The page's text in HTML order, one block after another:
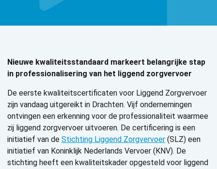
Nieuwe kwaliteitsstandaard markeert belangrijke stap
in professionalisering van het liggend zorgvervoer
De eerste kwaliteitscertificaten voor Liggend Zorgvervoer
zijn vandaag uitgereikt in Drachten. Vijf ondernemingen
ontvingen een erkenning voor de professionaliteit waarmee
zij liggend zorgvervoer uitvoeren. De certificering is een
initiatief van de Stichting Liggend Zorgvervoer (SLZ) een
initiatief van Koninklijk Nederlands Vervoer (KNV). De
stichting heeft een kwaliteitskader opgesteld voor liggend